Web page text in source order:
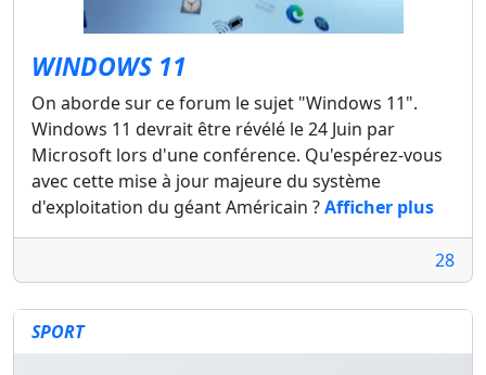
WINDOWS 11
On aborde sur ce forum le sujet "Windows 11".
Windows 11 devrait être révélé le 24 Juin par
Microsoft lors d'une conférence. Qu'espérez-vous
avec cette mise à jour majeure du système
d'exploitation du géant Américain ?Afficher plus
28
SPORT